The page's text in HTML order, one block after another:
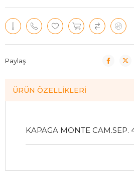
Paylaş
ÜRÜN ÖZELLIKLERI
KAPAGA MONTE